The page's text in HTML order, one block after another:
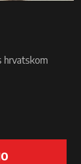
hrvatskom